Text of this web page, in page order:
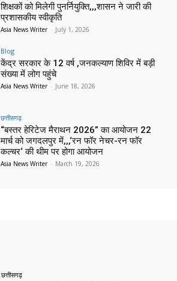
शिक्षकों को मिलेगी पुनर्नियुक्ति,,,शासन ने जारी की
प्रशासकीय स्वीकृति
Asia News Writer - July 1, 2026
Blog
केंद्र सरकार के 12 वर्ष ,जनकल्याण शिविर में बड़ी
संख्या में लोग पहुंचे
Asia News Writer - June 18, 2026
छत्तीसगढ़
“बस्तर हेरिटेज मैराथन 2026” का आयोजन 22
मार्च को जगदलपुर में,,,‘रन फॉर नेचर-रन फॉर
कल्चर‘ की थीम पर होगा आयोजन
Asia News Writer - March 19, 2026
छत्तीसगढ़